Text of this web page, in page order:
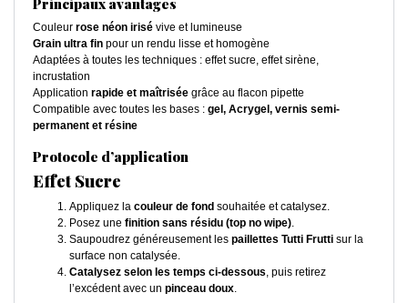
Principaux avantages
Couleur rose néon irisé vive et lumineuse
Grain ultra fin pour un rendu lisse et homogène
Adaptées à toutes les techniques : effet sucre, effet sirène,
incrustation
Application rapide et maîtrisée grâce au flacon pipette
Compatible avec toutes les bases : gel, Acrygel, vernis semi-
permanent et résine
Protocole d’application
Effet Sucre
Appliquez la couleur de fond souhaitée et catalysez.
Posez une finition sans résidu (top no wipe).
Saupoudrez généreusement les paillettes Tutti Frutti sur la
surface non catalysée.
Catalysez selon les temps ci-dessous, puis retirez
l’excédent avec un pinceau doux.